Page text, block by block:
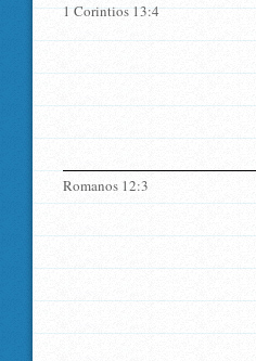
1 Corintios 13:4
Romanos 12:3